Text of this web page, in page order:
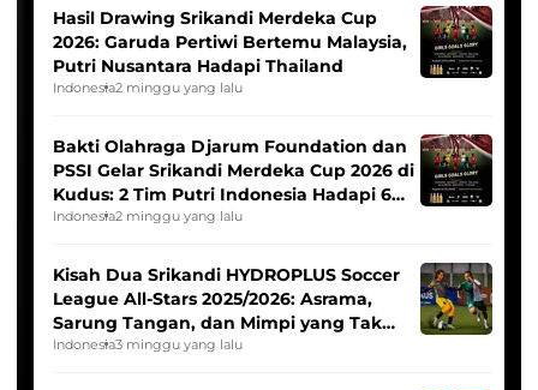
Hasil Drawing Srikandi Merdeka Cup
2026: Garuda Pertiwi Bertemu Malaysia,
Putri Nusantara Hadapi Thailand
Indonesia2 minggu yang lalu
Bakti Olahraga Djarum Foundation dan
PSSI Gelar Srikandi Merdeka Cup 2026 di
Kudus: 2 Tim Putri Indonesia Hadapi 6
Tim Asia
Indonesia2 minggu yang lalu
Kisah Dua Srikandi HYDROPLUS Soccer
League All-Stars 2025/2026: Asrama,
Sarung Tangan, dan Mimpi yang Tak
Pernah Padam
Indonesia3 minggu yang lalu